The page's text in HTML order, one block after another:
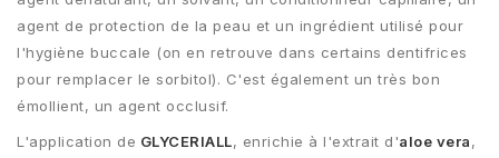
agent de protection de la peau et un ingrédient utilisé pour
l'hygiène buccale (on en retrouve dans certains dentifrices
pour remplacer le sorbitol). C'est également un très bon
émollient, un agent occlusif.
L'application de GLYCERIALL, enrichie à l'extrait d'aloe vera,